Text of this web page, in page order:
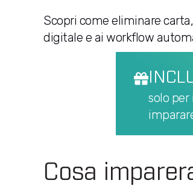
Scopri come eliminare
digitale e ai workflow
solo
Cosa